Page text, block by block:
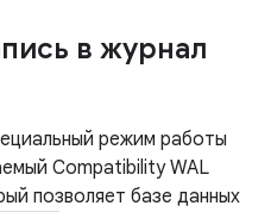
в журнал
режим работы
Compatibility WAL
позволяет базе данных